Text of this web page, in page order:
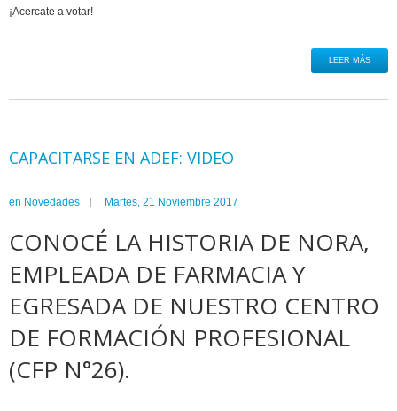
¡Acercate a votar!
LEER MÁS
CAPACITARSE EN ADEF: VIDEO
en Novedades Martes, 21 Noviembre 2017
CONOCÉ LA HISTORIA DE NORA,
EMPLEADA DE FARMACIA Y
EGRESADA DE NUESTRO CENTRO
DE FORMACIÓN PROFESIONAL
(CFP N°26).